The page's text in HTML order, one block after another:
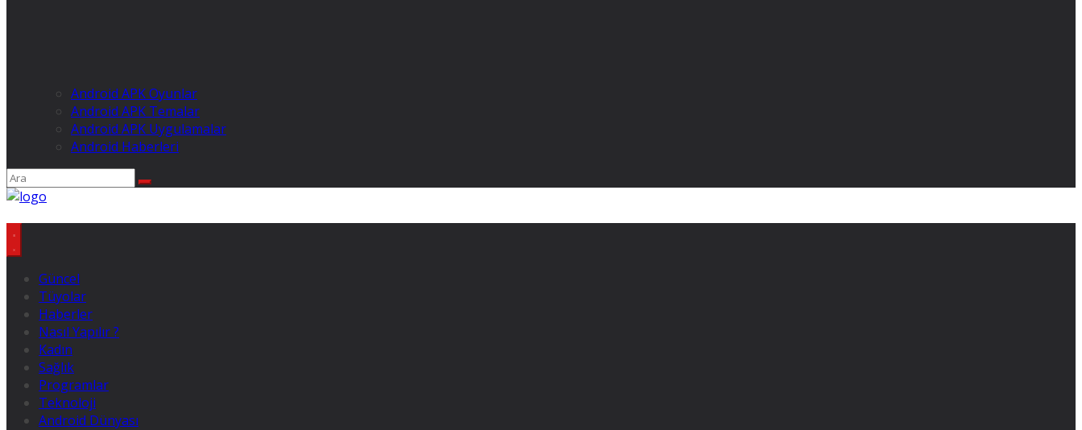
Android APK Oyunlar
Android APK Temalar
Android APK Uygulamalar
Android Haberleri
Güncel
Tüyolar
Haberler
Nasıl Yapılır ?
Kadın
Sağlık
Programlar
Teknoloji
Android Dünyası